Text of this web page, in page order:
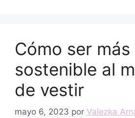
Cómo ser más
sostenible al
de vestir
mayo 6, 2023 por Valezka